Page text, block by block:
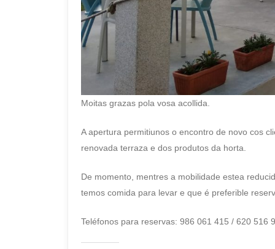
Moitas grazas pola vosa acollida.
A apertura permitiunos o encontro de novo cos
renovada terraza e dos produtos da horta.
De momento, mentres a mobilidade estea
temos comida para levar e que é preferible
Teléfonos para reservas: 986 061 415 / 620 516